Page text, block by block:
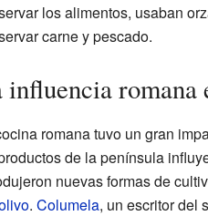
los alimentos, usaban
carne y pescado.
influencia romana
romana tuvo un gran
de la península
nuevas formas de
. Columela, un escritor del